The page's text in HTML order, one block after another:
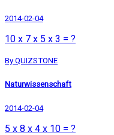
2014-02-04
10 x 7 x 5 x 3 = ?
By QUIZSTONE
Naturwissenschaft
2014-02-04
5 x 8 x 4 x 10 = ?